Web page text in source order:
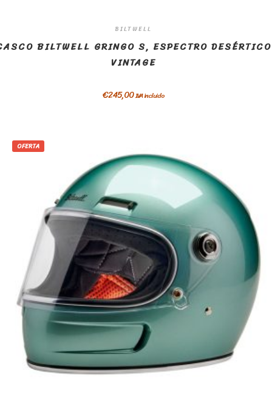
BILTWELL
BILTWELL GRINGO S, ESPECTRO DESÉRTICO
VINTAGE
€245,00IVA incluido
OFERTA